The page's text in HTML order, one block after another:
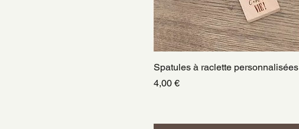
Aperçu rapide
Spatules à raclette personnalisées
Prix
4,00 €